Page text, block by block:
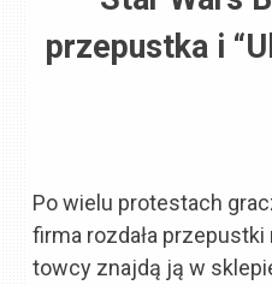
przepustka i
Po wielu protestach
firma rozdała
towcy znajdą ją w